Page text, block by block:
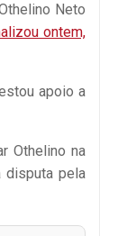
Neto
ontem,
apoio a
Othelino na
disputa pela